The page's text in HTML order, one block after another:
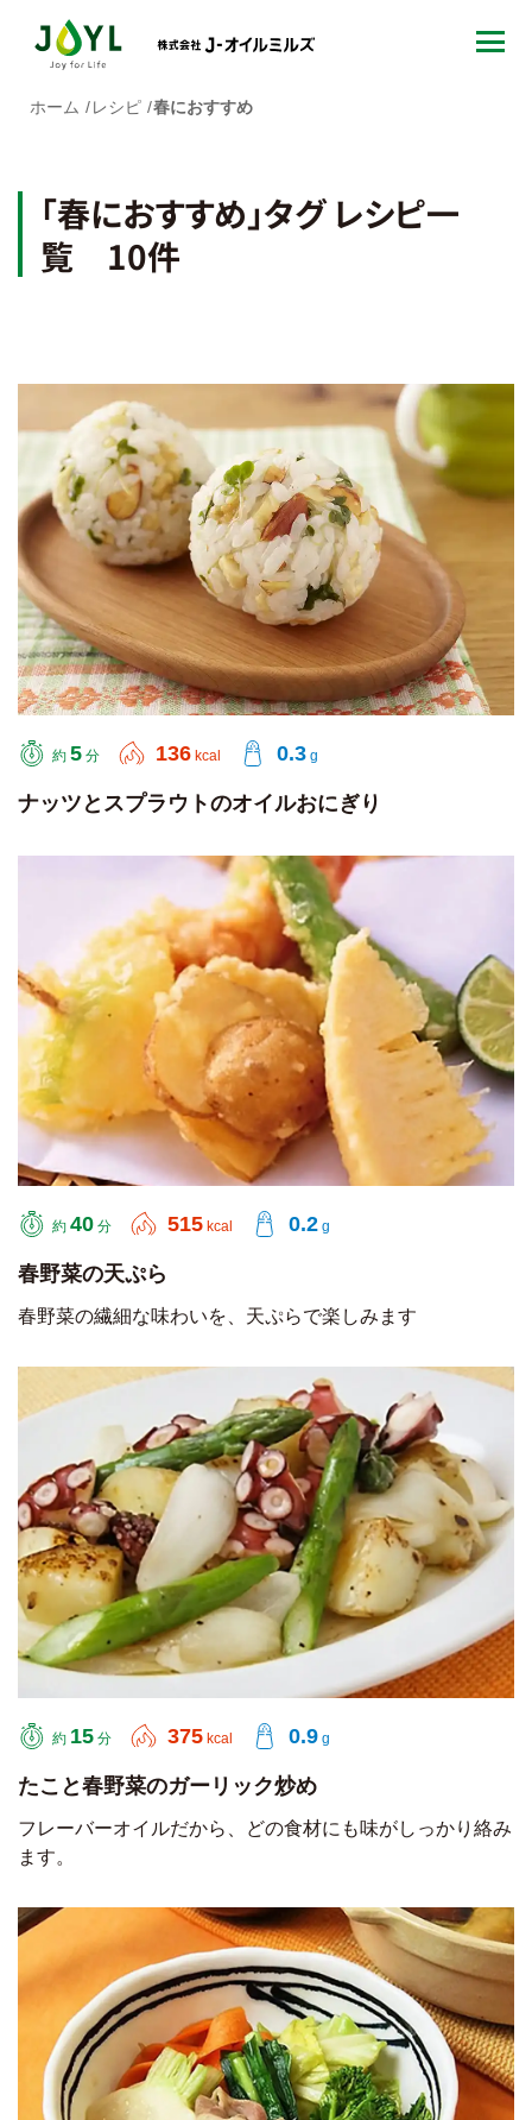
ホーム レシピ 春におすすめ
「春におすすめ」タグ レシピ一
覧 10件
約 5 分 136 kcal 0.3 g
ナッツとスプラウトのオイルおにぎり
約 40 分 515 kcal 0.2 g
春野菜の天ぷら
春野菜の繊細な味わいを、天ぷらで楽しみます
約 15 分 375 kcal 0.9 g
たこと春野菜のガーリック炒め
フレーバーオイルだから、どの食材にも味がしっかり絡み
ます。